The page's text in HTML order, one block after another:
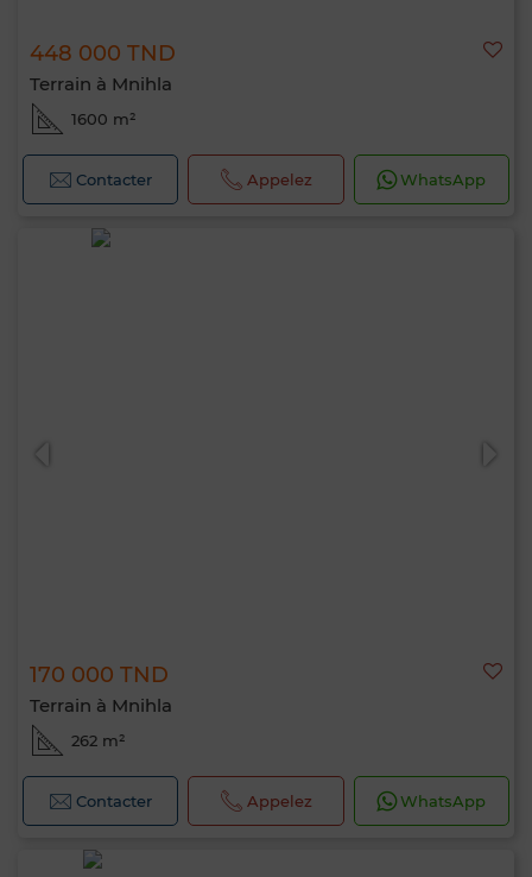
448 000 TND
Terrain à Mnihla
1600 m²
Contacter Appelez WhatsApp
170 000 TND
Terrain à Mnihla
262 m²
Contacter Appelez WhatsApp